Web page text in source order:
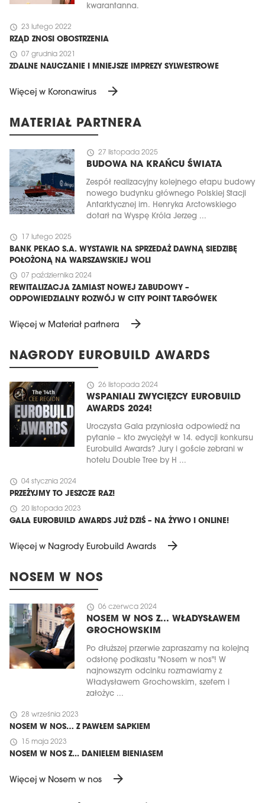
kwarantanna.
schedule 23 lutego 2022
RZĄD ZNOSI OBOSTRZENIA
schedule 07 grudnia 2021
ZDALNE NAUCZANIE I MNIEJSZE IMPREZY SYLWESTROWE
Więcej w Koronawirus arrow_forward
MATERIAŁ PARTNERA
schedule 27 listopada 2025
BUDOWA NA KRAŃCU ŚWIATA
Zespół realizacyjny kolejnego etapu budowy
nowego budynku głównego Polskiej Stacji
Antarktycznej im. Henryka Arctowskiego
dotarł na Wyspę Króla Jerzeg ...
schedule 17 lutego 2025
BANK PEKAO S.A. WYSTAWIŁ NA SPRZEDAŻ DAWNĄ SIEDZIBĘ
POŁOŻONĄ NA WARSZAWSKIEJ WOLI
schedule 07 października 2024
REWITALIZACJA ZAMIAST NOWEJ ZABUDOWY –
ODPOWIEDZIALNY ROZWÓJ W CITY POINT TARGÓWEK
Więcej w Materiał partnera arrow_forward
NAGRODY EUROBUILD AWARDS
schedule 26 listopada 2024
WSPANIALI ZWYCIĘZCY EUROBUILD
AWARDS 2024!
Uroczysta Gala przyniosła odpowiedź na
pytanie – kto zwyciężył w 14. edycji konkursu
Eurobuild Awards? Jury i goście zebrani w
hotelu Double Tree by H ...
schedule 04 stycznia 2024
PRZEŻYJMY TO JESZCZE RAZ!
schedule 20 listopada 2023
GALA EUROBUILD AWARDS JUŻ DZIŚ – NA ŻYWO I ONLINE!
Więcej w Nagrody Eurobuild Awards arrow_forward
NOSEM W NOS
schedule 06 czerwca 2024
NOSEM W NOS Z... WŁADYSŁAWEM
GROCHOWSKIM
Po dłuższej przerwie zapraszamy na kolejną
odsłonę podkastu "Nosem w nos"! W
najnowszym odcinku rozmawiamy z
Władysławem Grochowskim, szefem i
założyc ...
schedule 28 września 2023
NOSEM W NOS… Z PAWŁEM SAPKIEM
schedule 15 maja 2023
NOSEM W NOS Z... DANIELEM BIENIASEM
Więcej w Nosem w nos arrow_forward